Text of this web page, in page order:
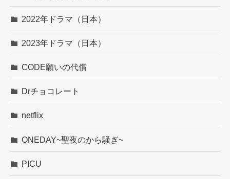
2022年ドラマ（日本）
2023年ドラマ（日本）
CODE願いの代償
Drチョコレート
netflix
ONEDAY~聖夜のから騒ぎ~
PICU